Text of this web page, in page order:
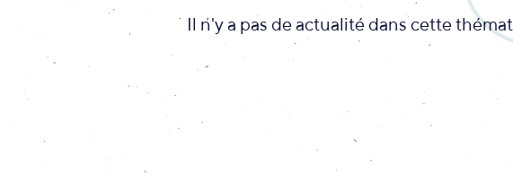
Il n'y a pas de actualité dans cette